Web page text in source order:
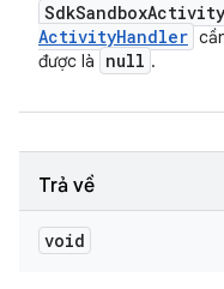
SdkSandboxActivity
ActivityHandler
được là
null .
Trả về
void